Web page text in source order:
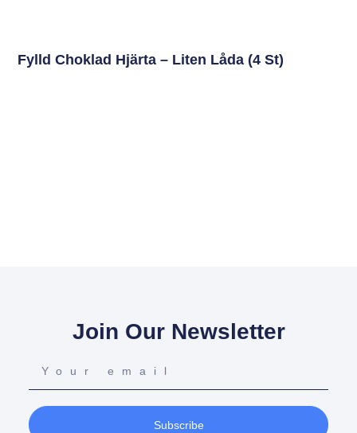
Fylld Choklad Hjärta – Liten Låda (4 St)
Join Our Newsletter
Subscribe